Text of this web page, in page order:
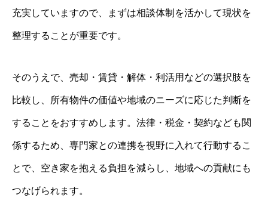
充実していますので、まずは相談体制を活かして現状を
整理することが重要です。
そのうえで、売却・賃貸・解体・利活用などの選択肢を
比較し、所有物件の価値や地域のニーズに応じた判断を
することをおすすめします。法律・税金・契約なども関
係するため、専門家との連携を視野に入れて行動するこ
とで、空き家を抱える負担を減らし、地域への貢献にも
つなげられます。